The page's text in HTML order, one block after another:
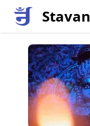
Stavan